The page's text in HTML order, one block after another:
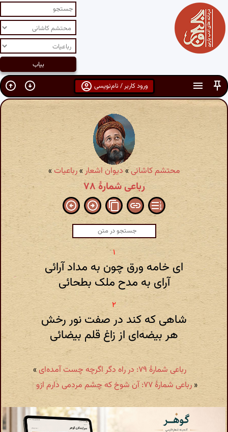
ورود کاربر / نام‌نویسی
محتشم کاشانی» دیوان اشعار»رباعیات»
رباعی شمارهٔ ۷۸
ای خامه ورق چون به مداد آرائی
آرای به مدح ملک بطحائی
شاهی که کند در صفت نور رخش
هر بیضه‌ای از زاغ قلم بیضائی
رباعی شمارهٔ ۷۹: در راه دگر اگرچه چست آمده‌ای
»
« رباعی شمارهٔ ۷۷: آن شوخ که چشم مردمی دارم ازو